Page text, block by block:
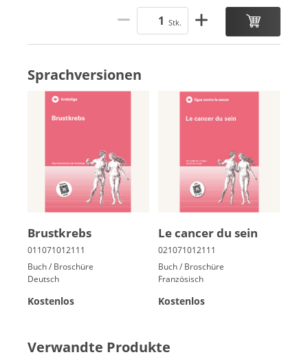
Stk.
Sprachversionen
Brust­krebs
Buch / Broschüre
Deutsch
Kostenlos
Le can­cer du sein
Buch / Broschüre
Französisch
Kostenlos
Verwandte Produkte